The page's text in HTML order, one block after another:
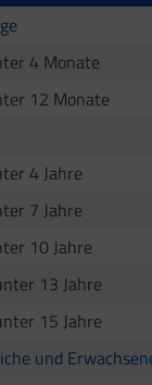
4 Monate
12 Monate
4 Jahre
7 Jahre
10 Jahre
13 Jahre
15 Jahre
und